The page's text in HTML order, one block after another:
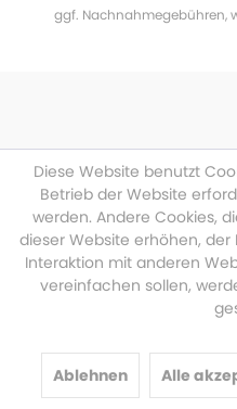
ggf. Nachnahmegebühren,
Diese Website benutzt
Betrieb der Website
werden. Andere Cookies,
dieser Website erhöhen,
Interaktion mit anderen
vereinfachen sollen,
Ablehnen Alle